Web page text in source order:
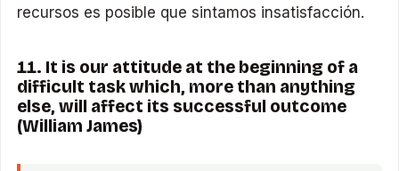
recursos es posible que sintamos insatisfacción.
11. It is our attitude at the beginning of a
difficult task which, more than anything
else, will affect its successful outcome
(William James)